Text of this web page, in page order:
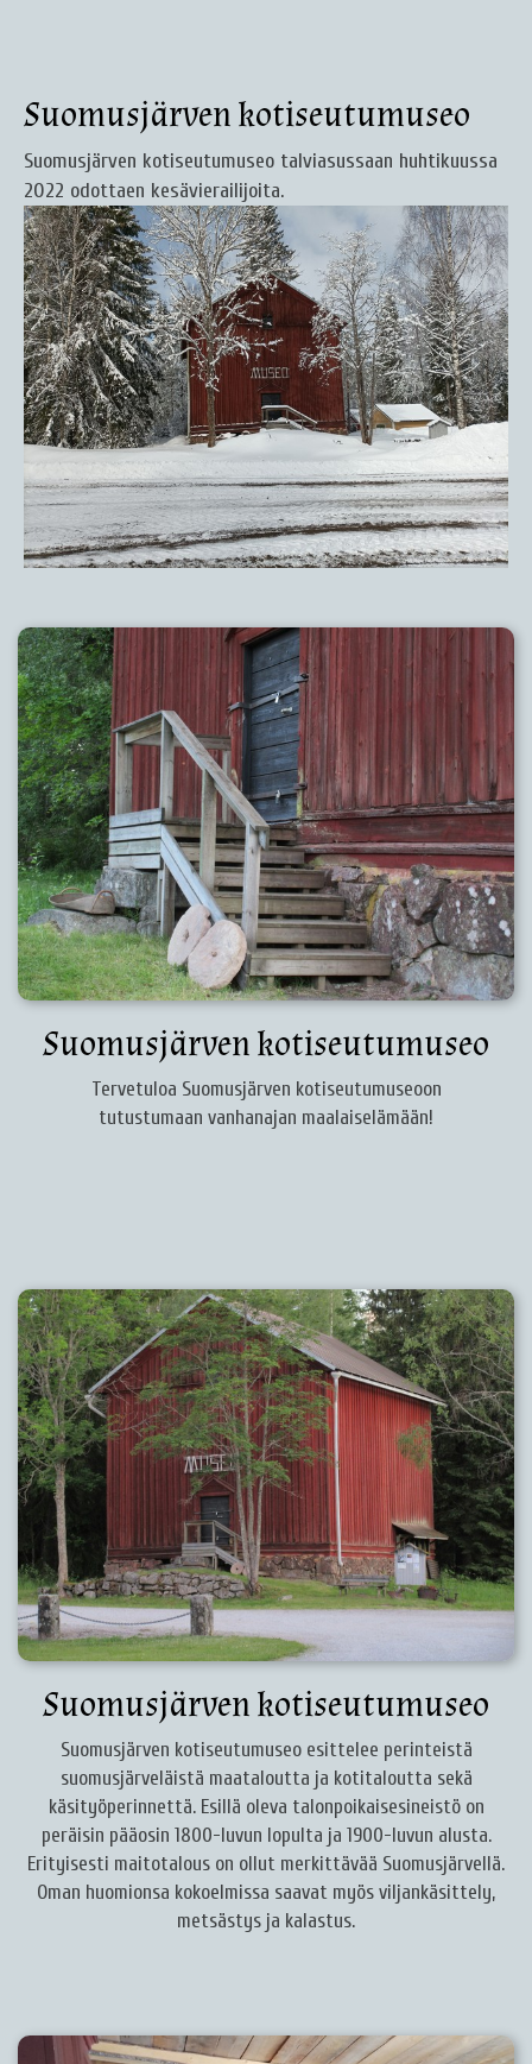
Suomusjärven kotiseutumuseo
Suomusjärven kotiseutumuseo talviasussaan huhtikuussa
2022 odottaen kesävierailijoita.
Suomusjärven kotiseutumuseo
Tervetuloa Suomusjärven kotiseutumuseoon
tutustumaan vanhanajan maalaiselämään!
Suomusjärven kotiseutumuseo
Suomusjärven kotiseutumuseo esittelee perinteistä
suomusjärveläistä maataloutta ja kotitaloutta sekä
käsityöperinnettä. Esillä oleva talonpoikaisesineistö on
peräisin pääosin 1800-luvun lopulta ja 1900-luvun alusta.
Erityisesti maitotalous on ollut merkittävää Suomusjärvellä.
Oman huomionsa kokoelmissa saavat myös viljankäsittely,
metsästys ja kalastus.